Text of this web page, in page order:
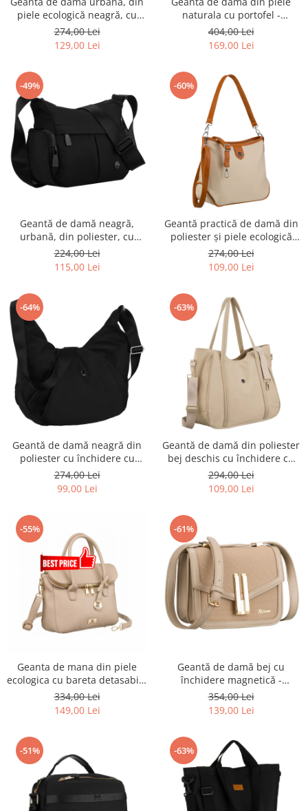
piele ecologică neagră, cu
curea reglabilă - Peterson
PTR-PTN JK6-06-6642
274,00 Lei
129,00 Lei
naturala cu portofel -
Peterson PTR-PTN CF4-DS-
5216 D.BE
404,00 Lei
169,00 Lei
-49%
Geantă de damă neagră,
urbană, din poliester, cu
închidere cu fermoar -
Peterson PTR-PTN CTY-22-
224,00 Lei
115,00 Lei
-60%
Geantă practică de damă din
poliester și piele ecologică
ecru, cu închidere cu fermoar
- Peterson PTR-PTN CTY-30-
274,00 Lei
109,00 Lei
-64%
Geantă de damă neagră din
poliester cu închidere cu
fermoar - Peterson PTR-PTN
CTY-21-2423 BLAC
274,00 Lei
99,00 Lei
-63%
Geantă de damă din poliester
bej deschis cu închidere cu
fermoar - Peterson PTR-PTN
CTY-29-2874 ECRU
294,00 Lei
109,00 Lei
-55%
Geanta de mana din piele
ecologica cu bareta detasabila
- Rovicky PTR-R-TOR-ALE-8-
1087 D.B
334,00 Lei
149,00 Lei
-61%
Geantă de damă bej cu
închidere magnetică -
Peterson PTR-PTN DALIA
BEIGE
354,00 Lei
139,00 Lei
-51% -63%